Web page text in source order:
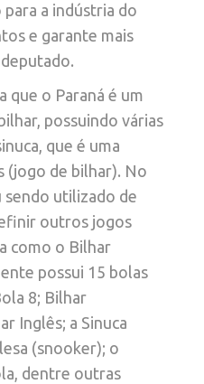
a indústria do
e garante mais
que o Paraná é um
possuindo várias
que é uma
(jogo de bilhar). No
sendo utilizado de
outros jogos
como o Bilhar
possui 15 bolas
8; Bilhar
Inglês; a Sinuca
(snooker); o
dentre outras